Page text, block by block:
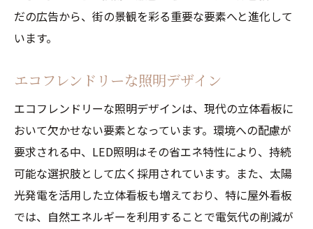
だの広告から、街の景観を彩る重要な要素へと進化して
います。
エコフレンドリーな照明デザイン
エコフレンドリーな照明デザインは、現代の立体看板に
おいて欠かせない要素となっています。環境への配慮が
要求される中、LED照明はその省エネ特性により、持続
可能な選択肢として広く採用されています。また、太陽
光発電を活用した立体看板も増えており、特に屋外看板
では、自然エネルギーを利用することで電気代の削減が